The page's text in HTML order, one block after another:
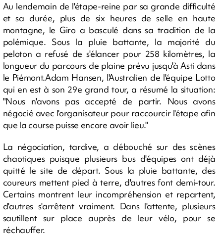
Au lendemain de l'étape-reine par sa grande difficulté
et sa durée, plus de six heures de selle en haute
montagne, le Giro a basculé dans sa tradition de la
polémique. Sous la pluie battante, la majorité du
peloton a refusé de s'élancer pour 258 kilomètres, la
longueur du parcours de plaine prévu jusqu'à Asti dans
le Piémont.Adam Hansen, l'Australien de l'équipe Lotto
qui en est à son 29e grand tour, a résumé la situation:
"Nous n'avons pas accepté de partir. Nous avons
négocié avec l'organisateur pour raccourcir l'étape afin
que la course puisse encore avoir lieu."
La négociation, tardive, a débouché sur des scènes
chaotiques puisque plusieurs bus d'équipes ont déjà
quitté le site de départ. Sous la pluie battante, des
coureurs mettent pied à terre, d'autres font demi-tour.
Certains montrent leur incompréhension et repartent,
d'autres s'arrêtent vraiment. Dans l'attente, plusieurs
sautillent sur place auprès de leur vélo, pour se
réchauffer.